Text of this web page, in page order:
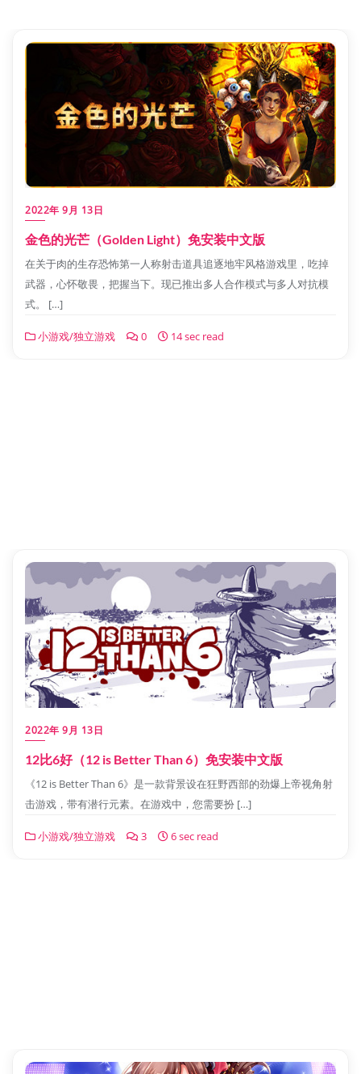
2022年 9月 13日
金色的光芒（Golden Light）免安装中文版
在关于肉的生存恐怖第一人称射击道具追逐地牢风格游戏里，吃掉
武器，心怀敬畏，把握当下。现已推出多人合作模式与多人对抗模
式。 […]
小游戏/独立游戏 0 14 sec read
2022年 9月 13日
12比6好（12 is Better Than 6）免安装中文版
《12 is Better Than 6》是一款背景设在狂野西部的劲爆上帝视角射
击游戏，带有潜行元素。在游戏中，您需要扮 […]
小游戏/独立游戏 3 6 sec read